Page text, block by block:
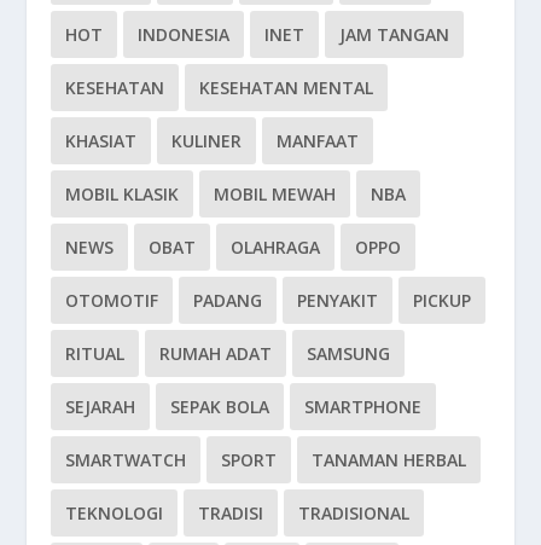
HOT INDONESIA INET JAM TANGAN
KESEHATAN KESEHATAN MENTAL
KHASIAT KULINER MANFAAT
MOBIL KLASIK MOBIL MEWAH NBA
NEWS OBAT OLAHRAGA OPPO
OTOMOTIF PADANG PENYAKIT PICKUP
RITUAL RUMAH ADAT SAMSUNG
SEJARAH SEPAK BOLA SMARTPHONE
SMARTWATCH SPORT TANAMAN HERBAL
TEKNOLOGI TRADISI TRADISIONAL